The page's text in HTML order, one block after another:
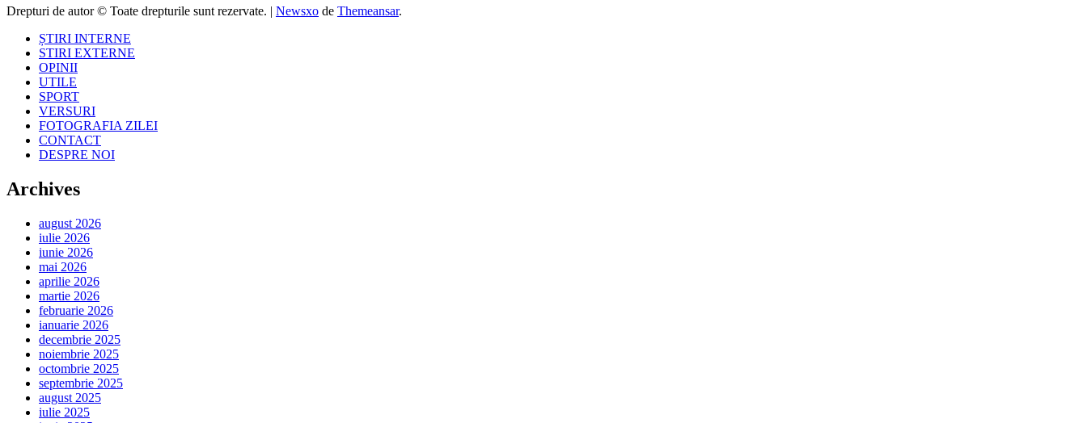
Drepturi de autor © Toate drepturile sunt rezervate. | Newsxo de Themeansar.
ȘTIRI INTERNE
STIRI EXTERNE
OPINII
UTILE
SPORT
VERSURI
FOTOGRAFIA ZILEI
CONTACT
DESPRE NOI
Archives
august 2026
iulie 2026
iunie 2026
mai 2026
aprilie 2026
martie 2026
februarie 2026
ianuarie 2026
decembrie 2025
noiembrie 2025
octombrie 2025
septembrie 2025
august 2025
iulie 2025